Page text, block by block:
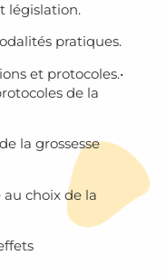
législation.
pratiques.
et protocoles.•
de la
la grossesse
choix de la